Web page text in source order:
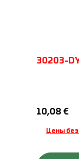
30203-
Обычная
10,08 €
Цены